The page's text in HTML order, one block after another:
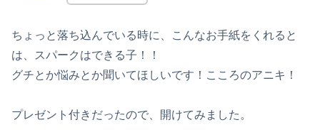
ちょっと落ち込んでいる時に、こんなお手紙をくれると
は、スパークはできる子！！
グチとか悩みとか聞いてほしいです！こころのアニキ！
プレゼント付きだったので、開けてみました。